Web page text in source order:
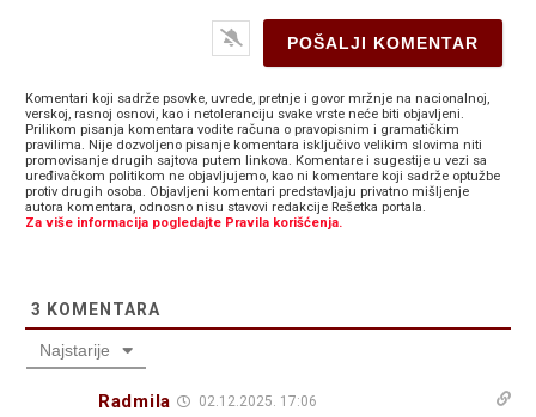
Komentari koji sadrže psovke, uvrede, pretnje i govor mržnje na nacionalnoj,
verskoj, rasnoj osnovi, kao i netoleranciju svake vrste neće biti objavljeni.
Prilikom pisanja komentara vodite računa o pravopisnim i gramatičkim
pravilima. Nije dozvoljeno pisanje komentara isključivo velikim slovima niti
promovisanje drugih sajtova putem linkova. Komentare i sugestije u vezi sa
uređivačkom politikom ne objavljujemo, kao ni komentare koji sadrže optužbe
protiv drugih osoba. Objavljeni komentari predstavljaju privatno mišljenje
autora komentara, odnosno nisu stavovi redakcije Rešetka portala.
Za više informacija pogledajte Pravila korišćenja.
3 KOMENTARA
Najstarije
Radmila 02.12.2025. 17:06